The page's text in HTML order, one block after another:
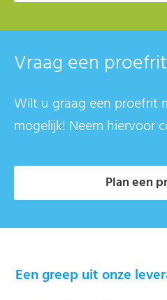
Vraag een
Wilt u graag een proefrit
mogelijk! Neem hiervoor
Plan een
Een greep uit onze